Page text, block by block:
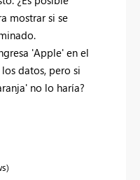
mostrar si se
'Apple' en el
datos, pero si
no lo haría?